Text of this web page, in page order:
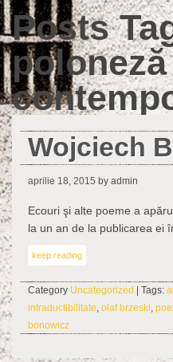
Posts
poloneză
Wojciech
aprilie 18, 2015 by admin
Ecouri şi alte poeme a
la un an de la publicarea ei
keep reading
Category Uncategorized | Tags:
intraductibilitate, olaf brzeski,
bonowicz